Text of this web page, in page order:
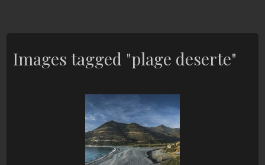
Images tagged "plage deserte"